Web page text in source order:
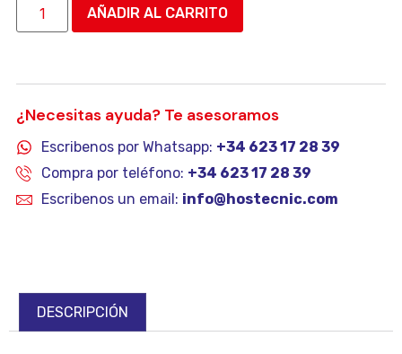
AÑADIR AL CARRITO
¿Necesitas ayuda? Te asesoramos
Escribenos por Whatsapp: +34 623 17 28 39
Compra por teléfono: +34 623 17 28 39
Escribenos un email: info@hostecnic.com
DESCRIPCIÓN